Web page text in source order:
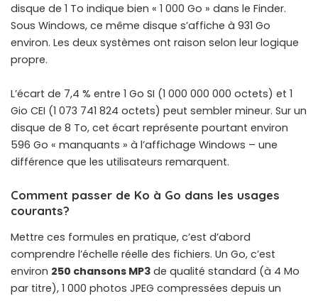
disque de 1 To indique bien « 1 000 Go » dans le Finder.
Sous Windows, ce même disque s’affiche à 931 Go
environ. Les deux systèmes ont raison selon leur logique
propre.
L’écart de 7,4 % entre 1 Go SI (1 000 000 000 octets) et 1
Gio CEI (1 073 741 824 octets) peut sembler mineur. Sur un
disque de 8 To, cet écart représente pourtant environ
596 Go « manquants » à l’affichage Windows – une
différence que les utilisateurs remarquent.
Comment passer de Ko à Go dans les usages
courants?
Mettre ces formules en pratique, c’est d’abord
comprendre l’échelle réelle des fichiers. Un Go, c’est
environ 250 chansons MP3 de qualité standard (à 4 Mo
par titre), 1 000 photos JPEG compressées depuis un